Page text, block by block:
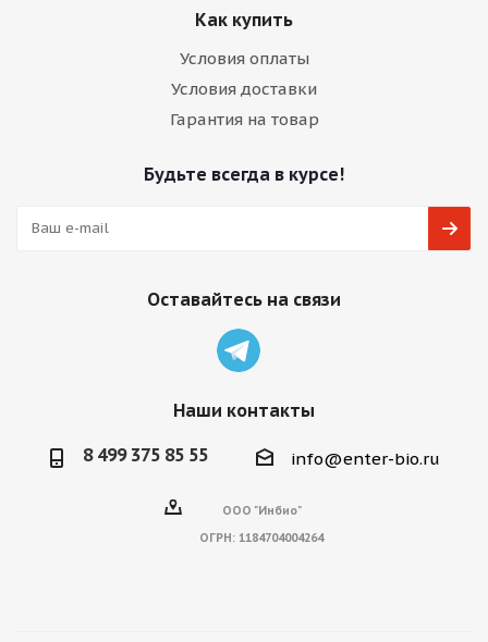
Как купить
Условия оплаты
Условия доставки
Гарантия на товар
Будьте всегда в курсе!
Оставайтесь на связи
Наши контакты
8 499 375 85 55 info@enter-bio.ru
ООО "Инбио"
ОГРН: 1184704004264